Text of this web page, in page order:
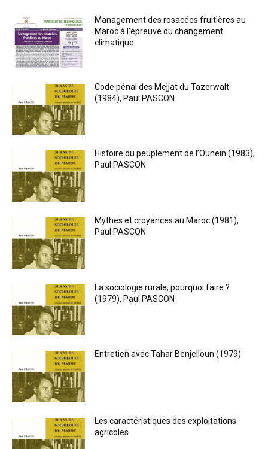
Management des rosacées fruitières au
Maroc à l’épreuve du changement
climatique
Code pénal des Mejjat du Tazerwalt
(1984), Paul PASCON
Histoire du peuplement de l’Ounein (1983),
Paul PASCON
Mythes et croyances au Maroc (1981),
Paul PASCON
La sociologie rurale, pourquoi faire ?
(1979), Paul PASCON
Entretien avec Tahar Benjelloun (1979)
Les caractéristiques des exploitations
agricoles